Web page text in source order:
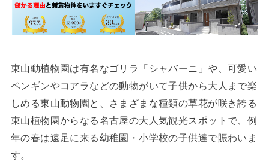
東山動植物園は有名なゴリラ「シャバーニ」や、可愛い
ペンギンやコアラなどの動物がいて子供から大人まで楽
しめる東山動物園と、さまざまな種類の草花が咲き誇る
東山植物園からなる名古屋の大人気観光スポットで、例
年の春は遠足に来る幼稚園・小学校の子供達で賑わいま
す。